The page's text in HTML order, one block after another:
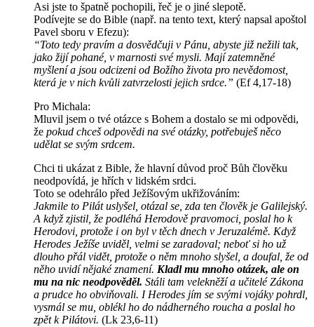
Asi jste to špatně pochopili, řeč je o jiné slepotě.
Podívejte se do Bible (např. na tento text, který napsal apoštol
Pavel sboru v Efezu):
“Toto tedy pravím a dosvědčuji v Pánu, abyste již nežili tak,
jako žijí pohané, v marnosti své mysli. Mají zatemněné
myšlení a jsou odcizeni od Božího života pro nevědomost,
která je v nich kvůli zatvrzelosti jejich srdce.” (Ef 4,17-18)
Pro Michala:
Mluvil jsem o tvé otázce s Bohem a dostalo se mi odpovědi,
že pokud chceš odpovědi na své otázky, potřebuješ něco
udělat se svým srdcem.
Chci ti ukázat z Bible, že hlavní důvod proč Bůh člověku
neodpovídá, je hřích v lidském srdci.
Toto se odehrálo před Ježíšovým ukřižováním:
Jakmile to Pilát uslyšel, otázal se, zda ten člověk je Galilejský.
A když zjistil, že podléhá Herodově pravomoci, poslal ho k
Herodovi, protože i on byl v těch dnech v Jeruzalémě. Když
Herodes Ježíše uviděl, velmi se zaradoval; neboť si ho už
dlouho přál vidět, protože o něm mnoho slyšel, a doufal, že od
něho uvidí nějaké znamení. Kladl mu mnoho otázek, ale on
mu na nic neodpověděl. Stáli tam velekněží a učitelé Zákona
a prudce ho obviňovali. I Herodes jím se svými vojáky pohrdl,
vysmál se mu, oblékl ho do nádherného roucha a poslal ho
zpět k Pilátovi. (Lk 23,6-11)